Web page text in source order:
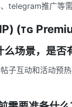
推广等
(ᴛɢ
场景，是否
互动和活动预